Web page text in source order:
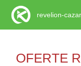
OFERTE
revelion-